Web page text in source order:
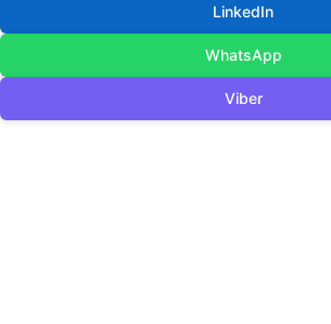
LinkedIn
WhatsApp
Viber